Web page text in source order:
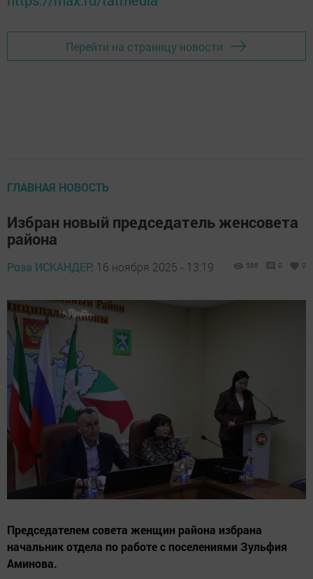
Перейти на страницу новости
ГЛАВНАЯ НОВОСТЬ
Избран новый председатель женсовета
района
Роза ИСКАНДЕР, 16 ноября 2025 - 13:19 586 0 0
Председателем совета женщин района избрана
начальник отдела по работе с поселениями Зульфия
Аминова.